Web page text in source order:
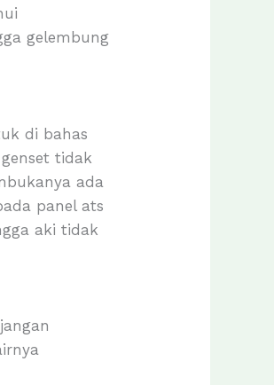
gelembung
di bahas
tidak
ada
panel ats
aki tidak